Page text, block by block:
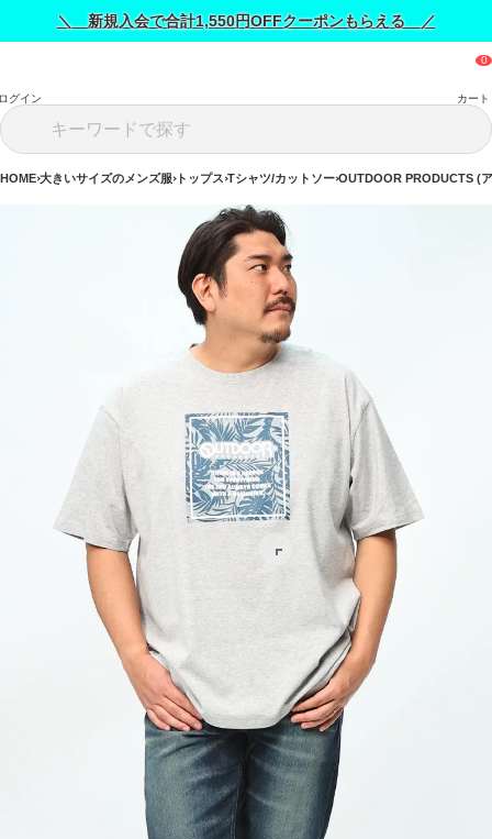
＼ 新規入会で合計1,550円OFFクーポンもらえる ／
グイン カート
HOME 大きいサイズのメンズ服 トップス Tシャツ/カットソー OUTDOOR PRODUCTS (